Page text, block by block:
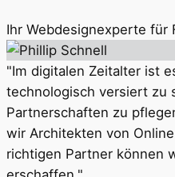
Ihr Webdesignexperte für
"Im digitalen Zeitalter ist
technologisch versiert zu
Partnerschaften zu
wir Architekten von
richtigen Partner können